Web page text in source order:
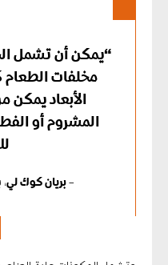
“يمكن أن تشمل
مخلفات الطعام
الأبعاد يمكن
المشروم أو
–بريان كوك لي